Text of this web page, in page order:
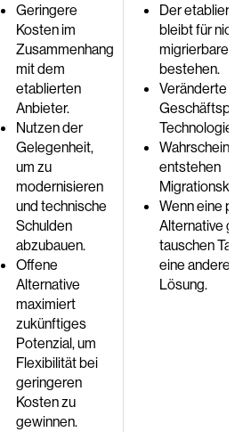
Geringere
Kosten im
Zusammenhang
mit dem
etablierten
Anbieter.
Nutzen der
Gelegenheit,
um zu
modernisieren
und technische
Schulden
abzubauen.
Offene
Alternative
maximiert
zukünftiges
Potenzial, um
Flexibilität bei
geringeren
Kosten zu
gewinnen.
Der etablierte
bleibt für nicht
migrierbare
bestehen.
Veränderte
Wahrscheinlich
entstehen
Wenn eine
Alternative
tauschen
eine andere
Lösung.